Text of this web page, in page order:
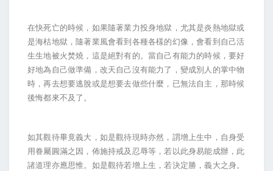
在快死亡的時候，如果隨著業力投身地獄，尤其是炎熱地獄或
是海枯地獄，隨著業風會看到各種各樣的幻像，會看到自己活
生生地被火焚燒，這是絕對有的。當自己有能力的時候，要好
好地為自己做準備，改天自己沒有能力了，變成別人的掌中物
時，再去想要逃脫或是想要去做些什麼，已無法自主，那時候
後悔都來不及了。
如其觀待畢竟義大，如是觀待現時亦然，謂增上生中，自身受
用眷屬圓滿之因，佈施持戒及忍辱等，若以此身易能成辦，此
諸道理亦應思惟。如是觀待若增上生，若決定勝，義大之身。